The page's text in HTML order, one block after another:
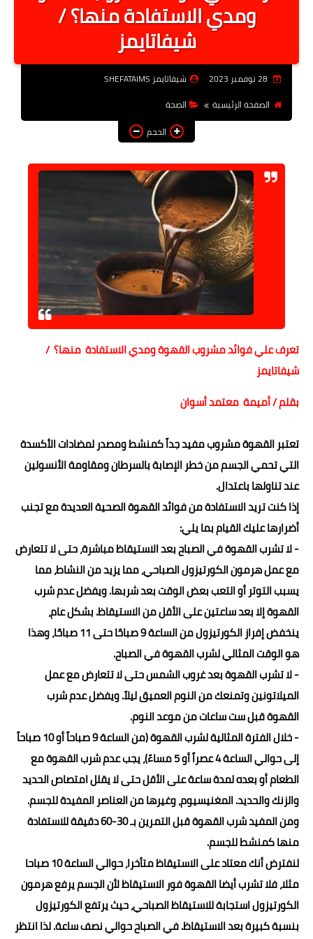
أخبار الرياصة
الطب البديل
منوعات
عاجل
التعليم
الصحه
معلومه قانونيه
تكنولوجيا المعلومات
حوادث وقضايا
خدمات
مقالات
ومدي الاستفادة منها؟ /
شيفاتايمز
28 نوفمبر 2023
شيفاتايمز SHEFATAIMS
الصفحة الرئيسية
الصحة
الحجم
تعرف علي فوائد مشروب القهوة ومدي الاستفادة منها؟ /
شيفاتايمز
بقلم / أميمة معتمد أسوان
تعتبرالقهوة مشروب مفيد جداً كمنشط ومصدر لمضادات الأكسدة
التي تحمي الجسم من خطر الإصابة بالسرطان ومقاومة الأنسولين
عند تناولها باعتدال.
إذا كنت تريد الاستفادة من فوائد القهوة الصحية العديدة مع تجنب
أضرارها عليك القيام بما يلي:
- لا تشرب القهوة في الصباح بعد الاستيقاظ مباشرة، حتى لا تتعارض
مع عمل هرمون الكورتيزول الصباحي، مما يزيد من النشاط، مما
يسبب التوتر أو التعب بعض الوقت بعد شربها. ويفضل عدم شرب
القهوة إلا بعد ساعتين على الأقل من الاستيقاظ. بشكل عام،
ينخفض ​​إفراز الكورتيزول من الساعة 9 صباحًا حتى 11 صباحًا، وهذا
هو الوقت المثالي لشرب القهوة في الصباح.
- لا تشرب القهوة بعد غروب الشمس حتى لا تتعارض مع عمل
الميلاتونين وتمنعك من النوم العميق ليلاً. ويفضل عدم شرب
القهوة قبل ست ساعات من موعد النوم.
- خلال الفترة المثالية لشرب القهوة (من الساعة 9 صباحاً أو 10 صباحاً
إلى حوالي الساعة 4 عصراً أو 5 مساءً)، يجب عدم شرب القهوة مع
الطعام أو بعده لمدة ساعة على الأقل حتى لا يقلل امتصاص الحديد
والزنك والحديد. المغنيسيوم، وغيرها من العناصر المفيدة للجسم.
ومن المفيد شرب القهوة قبل التمرين بـ 30-60 دقيقة للاستفادة
منها كمنشط للجسم.
لنفترض أنك معتاد على الاستيقاظ متأخرا، حوالي الساعة 10 صباحا
مثلا، فلا تشرب أيضا القهوة فور الاستيقاظ لأن الجسم يرفع هرمون
الكورتيزول استجابة للاستيقاظ الصباحي، حيث يرتفع الكورتيزول
بنسبة كبيرة بعد الاستيقاظ. في الصباح حوالي نصف ساعة. لذا انتظر